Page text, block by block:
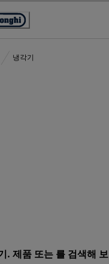
냉각기
. 제품 또는 를 검색해 보